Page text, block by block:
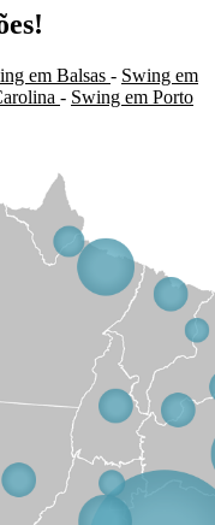
em Balsas - Swing em
- Swing em Porto